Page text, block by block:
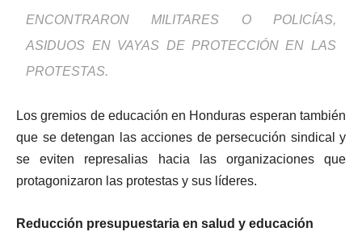
ENCONTRARON MILITARES O POLICÍAS,
ASIDUOS EN VAYAS DE PROTECCIÓN EN LAS
PROTESTAS.
Los gremios de educación en Honduras esperan también
que se detengan las acciones de persecución sindical y
se eviten represalias hacia las organizaciones que
protagonizaron las protestas y sus líderes.
Reducción presupuestaria en salud y educación